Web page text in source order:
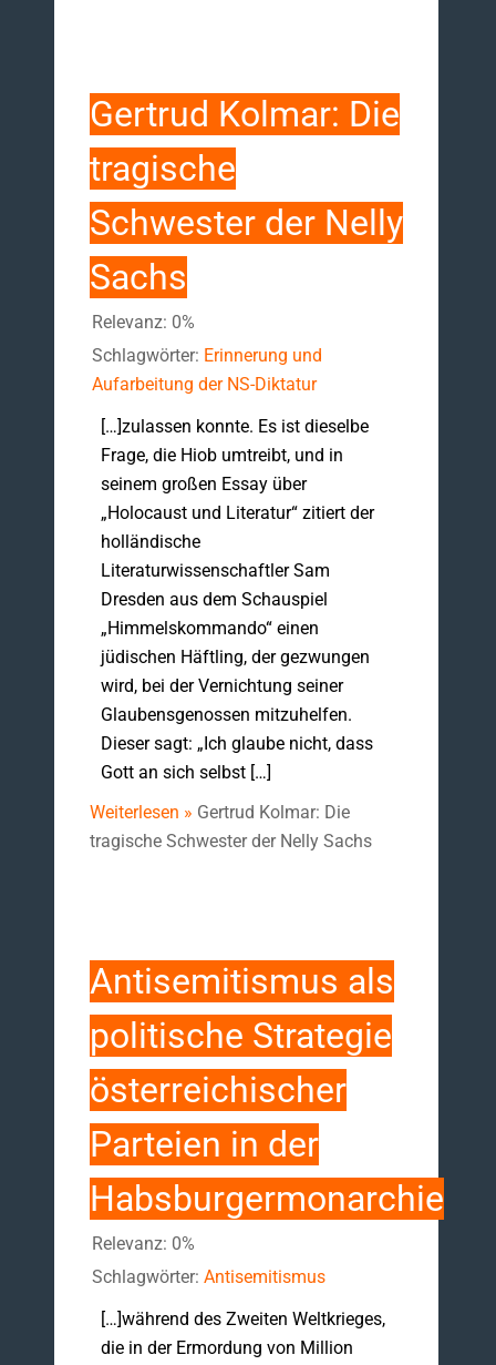
Gertrud Kolmar: Die
tragische
Schwester der Nelly
Sachs
Relevanz: 0%
Schlagwörter: Erinnerung und
Aufarbeitung der NS-Diktatur
[…]zulassen konnte. Es ist dieselbe
Frage, die Hiob umtreibt, und in
seinem großen Essay über
„Holocaust und Literatur“ zitiert der
holländische
Literaturwissenschaftler Sam
Dresden aus dem Schauspiel
„Himmelskommando“ einen
jüdischen Häftling, der gezwungen
wird, bei der Vernichtung seiner
Glaubensgenossen mitzuhelfen.
Dieser sagt: „Ich glaube nicht, dass
Gott an sich selbst […]
Weiterlesen » Gertrud Kolmar: Die
tragische Schwester der Nelly Sachs
Antisemitismus als
politische Strategie
österreichischer
Parteien in der
Habsburgermonarchie
Relevanz: 0%
Schlagwörter: Antisemitismus
[…]während des Zweiten Weltkrieges,
die in der Ermordung von Million